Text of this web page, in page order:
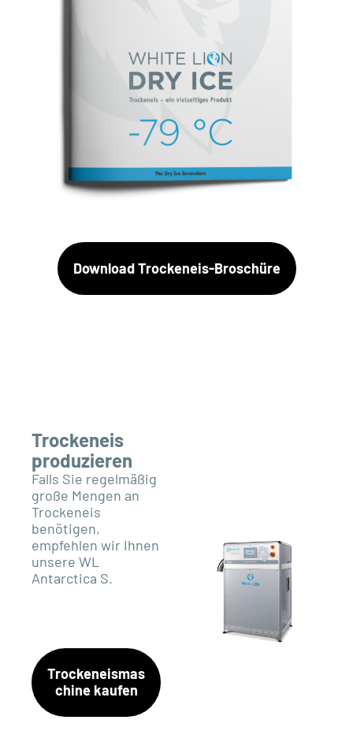
Download Trockeneis-Broschüre
Trockeneis
produzieren
Falls Sie regelmäßig
große Mengen an
Trockeneis
benötigen,
empfehlen wir Ihnen
unsere WL
Antarctica S.
Trockeneismas
chine kaufen